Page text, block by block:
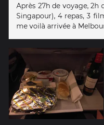
Après 27h de voyage, 2h
Singapour), 4 repas, 3
me voilà arrivée à